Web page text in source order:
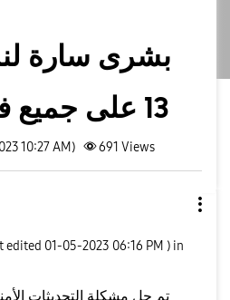
بشرى سارة
13 على جميع فئات الهواتف
10:27 AM) 691 Views
edited ‎01-05-2023 06:16 PM ) in
تم حل مشكلة التحديثات